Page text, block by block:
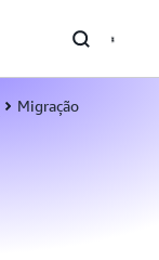
Migração